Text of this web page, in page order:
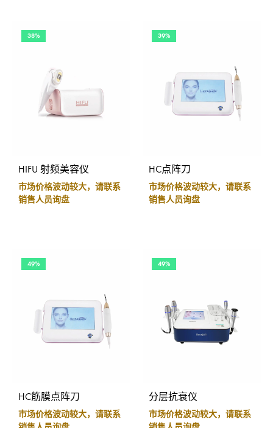
38%
HIFU 射频美容仪
市场价格波动较大，请联系
销售人员询盘
39%
HC点阵刀
市场价格波动较大，请联系
销售人员询盘
49%
HC筋膜点阵刀
市场价格波动较大，请联系
49%
分层抗衰仪
市场价格波动较大，请联系